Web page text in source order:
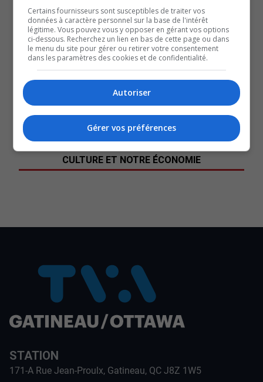
d’itinérance, combinée à l’épuisement des ressources
disponibles, rend la gestion de la crise de plus en plus
difficile. « Nous n’avons plus de places disponibles, et il
devient de plus en plus compliqué d’offrir l’aide
L’événement se poursuit jusqu’à 23h, avec l’espoir de
faire une différence et de rappeler l’urgence d’agir face à
cette crise sociale.
CULTURE ET NOTRE ÉCONOMIE
STATION
171-A Rue Jean-Proulx, Gatineau, QC J8Z 1W5
Certains fournisseurs sont susceptibles de traiter vos
données à caractère personnel sur la base de l'intérêt
légitime. Vous pouvez vous y opposer en gérant vos options
ci-dessous. Recherchez un lien en bas de cette page ou dans
le menu du site pour gérer ou retirer votre consentement
dans les paramètres des cookies et de confidentialité.
Autoriser
Gérer vos préférences